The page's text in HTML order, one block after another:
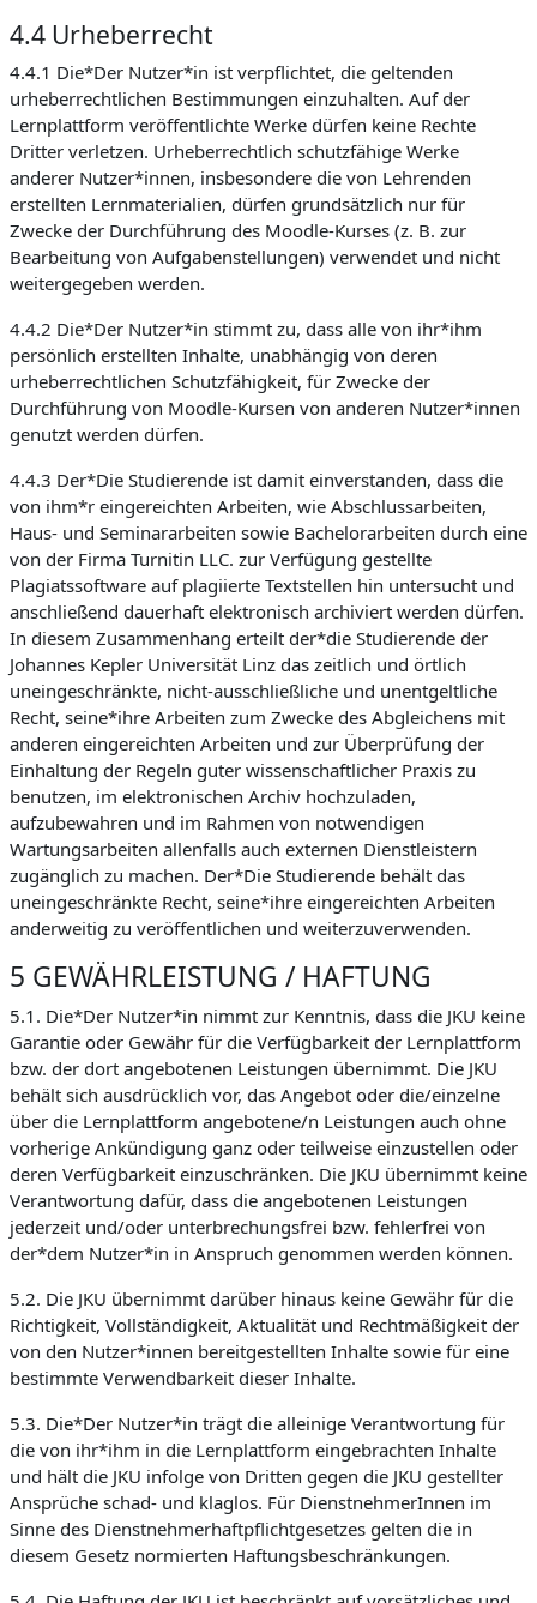
4.4 Urheberrecht
4.4.1 Die*Der Nutzer*in ist verpflichtet, die geltenden
urheberrechtlichen Bestimmungen einzuhalten. Auf der
Lernplattform veröffentlichte Werke dürfen keine Rechte
Dritter verletzen. Urheberrechtlich schutzfähige Werke
anderer Nutzer*innen, insbesondere die von Lehrenden
erstellten Lernmaterialien, dürfen grundsätzlich nur für
Zwecke der Durchführung des Moodle-Kurses (z. B. zur
Bearbeitung von Aufgabenstellungen) verwendet und nicht
weitergegeben werden.
4.4.2 Die*Der Nutzer*in stimmt zu, dass alle von ihr*ihm
persönlich erstellten Inhalte, unabhängig von deren
urheberrechtlichen Schutzfähigkeit, für Zwecke der
Durchführung von Moodle-Kursen von anderen Nutzer*innen
genutzt werden dürfen.
4.4.3 Der*Die Studierende ist damit einverstanden, dass die
von ihm*r eingereichten Arbeiten, wie Abschlussarbeiten,
Haus- und Seminararbeiten sowie Bachelorarbeiten durch eine
von der Firma Turnitin LLC. zur Verfügung gestellte
Plagiatssoftware auf plagiierte Textstellen hin untersucht und
anschließend dauerhaft elektronisch archiviert werden dürfen.
In diesem Zusammenhang erteilt der*die Studierende der
Johannes Kepler Universität Linz das zeitlich und örtlich
uneingeschränkte, nicht-ausschließliche und unentgeltliche
Recht, seine*ihre Arbeiten zum Zwecke des Abgleichens mit
anderen eingereichten Arbeiten und zur Überprüfung der
Einhaltung der Regeln guter wissenschaftlicher Praxis zu
benutzen, im elektronischen Archiv hochzuladen,
aufzubewahren und im Rahmen von notwendigen
Wartungsarbeiten allenfalls auch externen Dienstleistern
zugänglich zu machen. Der*Die Studierende behält das
uneingeschränkte Recht, seine*ihre eingereichten Arbeiten
anderweitig zu veröffentlichen und weiterzuverwenden.
5 GEWÄHRLEISTUNG / HAFTUNG
5.1. Die*Der Nutzer*in nimmt zur Kenntnis, dass die JKU keine
Garantie oder Gewähr für die Verfügbarkeit der Lernplattform
bzw. der dort angebotenen Leistungen übernimmt. Die JKU
behält sich ausdrücklich vor, das Angebot oder die/einzelne
über die Lernplattform angebotene/n Leistungen auch ohne
vorherige Ankündigung ganz oder teilweise einzustellen oder
deren Verfügbarkeit einzuschränken. Die JKU übernimmt keine
Verantwortung dafür, dass die angebotenen Leistungen
jederzeit und/oder unterbrechungsfrei bzw. fehlerfrei von
der*dem Nutzer*in in Anspruch genommen werden können.
5.2. Die JKU übernimmt darüber hinaus keine Gewähr für die
Richtigkeit, Vollständigkeit, Aktualität und Rechtmäßigkeit der
von den Nutzer*innen bereitgestellten Inhalte sowie für eine
bestimmte Verwendbarkeit dieser Inhalte.
5.3. Die*Der Nutzer*in trägt die alleinige Verantwortung für
die von ihr*ihm in die Lernplattform eingebrachten Inhalte
und hält die JKU infolge von Dritten gegen die JKU gestellter
Ansprüche schad- und klaglos. Für DienstnehmerInnen im
Sinne des Dienstnehmerhaftpflichtgesetzes gelten die in
diesem Gesetz normierten Haftungsbeschränkungen.